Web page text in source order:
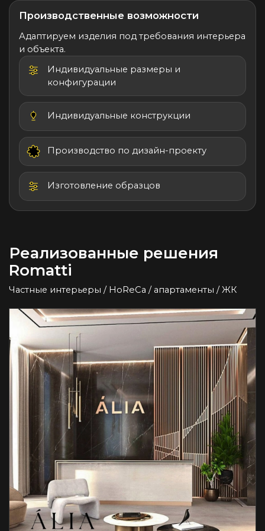
Производственные возможности
Адаптируем изделия под требования интерьера
и объекта.
Индивидуальные размеры и
конфигурации
Индивидуальные конструкции
Производство по дизайн-проекту
Изготовление образцов
Реализованные решения
Romatti
Частные интерьеры / HoReCa / апартаменты / ЖК